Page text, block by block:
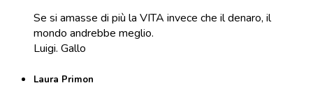
Se si amasse di più la VITA invece che il denaro, il
mondo andrebbe meglio.
Luigi. Gallo
Laura Primon